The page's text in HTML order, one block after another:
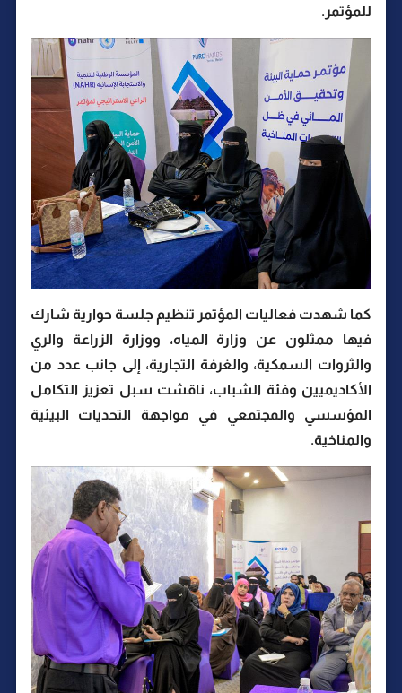
للمؤتمر.
كما شهدت فعاليات المؤتمر تنظيم جلسة حوارية شارك
فيها ممثلون عن وزارة المياه، ووزارة الزراعة والري
والثروات السمكية، والغرفة التجارية، إلى جانب عدد من
الأكاديميين وفئة الشباب، ناقشت سبل تعزيز التكامل
المؤسسي والمجتمعي في مواجهة التحديات البيئية
والمناخية.